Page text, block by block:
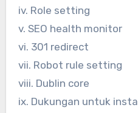
iv. Role setting
v. SEO health monitor
vi. 301 redirect
vii. Robot rule setting
viii. Dublin core
ix. Dukungan untuk